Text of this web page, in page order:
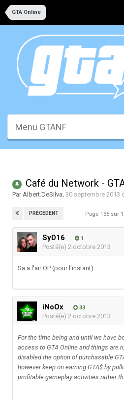
GTA Online
Menu GTANF
Café du Network -
ParAlbert.DeSilva, 30 septembre 2013
PRÉCÉDENT Page 135 sur
SyD16 1
Posté(e) 2 octobre 2013
Sa a l'air OP (pour l'instant)
iNoOx 33
Posté(e) 2 octobre 2013
For the time being and until we have
access to GTA Online and things are
disabled the option of purchasable
however keep on earning GTA$ by
profitable gameplay activities rather